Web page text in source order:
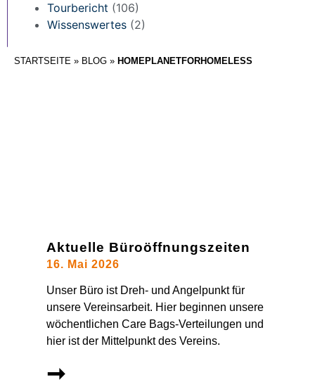
STARTSEITE » BLOG » HOMEPLANETFORHOMELESS
Aktuelle Büroöffnungszeiten
16. Mai 2026
Unser Büro ist Dreh- und Angelpunkt für
unsere Vereinsarbeit. Hier beginnen unsere
wöchentlichen Care Bags-Verteilungen und
hier ist der Mittelpunkt des Vereins.
➞
Tourbericht (106)
Wissenswertes (2)